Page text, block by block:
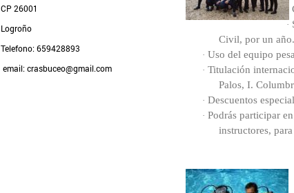
·
·
Civil, por un año.
· Uso del equipo
· Titulación
Palos, I.
· Descuentos
· Podrás participar
instructores,
CP 26001
Logroño
Telefono: 659428893
email: crasbuceo@gmail.com